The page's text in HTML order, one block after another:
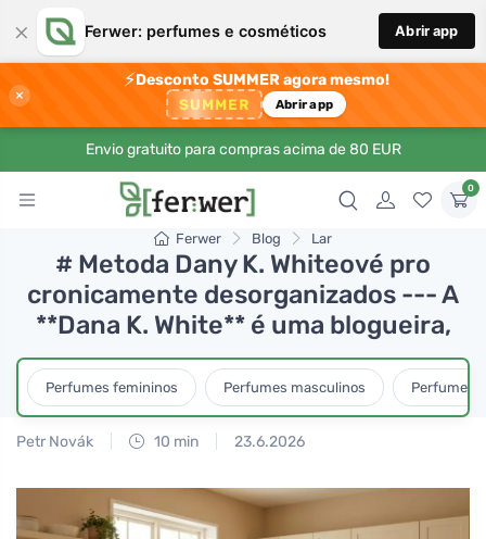
× Ferwer: perfumes e cosméticos Abrir app
×
⚡Desconto SUMMER agora mesmo!
SUMMER Abrir app
Envio gratuito para compras acima de 80 EUR
0
Ferwer Blog Lar
# Metoda Dany K. Whiteové pro
cronicamente desorganizados --- A
**Dana K. White** é uma blogueira,
Perfumes femininos Perfumes masculinos Perfumes
Petr Novák 10 min 23.6.2026